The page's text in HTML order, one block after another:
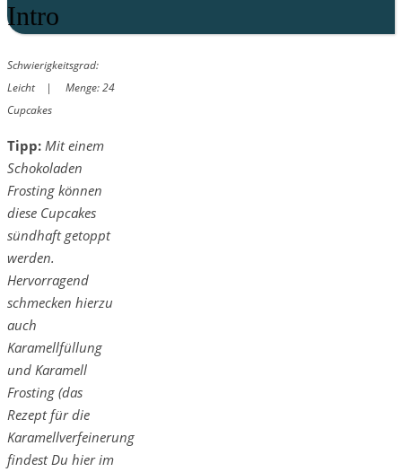
Intro
Schwierigkeitsgrad:
Leicht | Menge: 24
Cupcakes
Tipp: Mit einem
Schokoladen
Frosting können
diese Cupcakes
sündhaft getoppt
werden.
Hervorragend
schmecken hierzu
auch
Karamellfüllung
und Karamell
Frosting (das
Rezept für die
Karamellverfeinerung
findest Du hier im